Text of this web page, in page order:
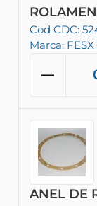
Cod CDC:
Marca:
ANEL DE